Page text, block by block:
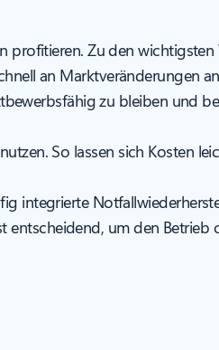
Zu den wichtigsten
an Marktveränderungen
zu bleiben und
So lassen sich Kosten
integrierte
entscheidend, um den